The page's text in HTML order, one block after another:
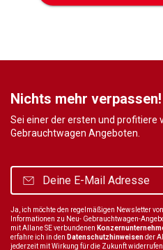
Nichts mehr verpassen!
Sei einer der ersten und profitiere
Gebrauchtwagen Angeboten.
Ja, ich möchte den regelmäßigen Newsletter
Informationen zu Neu- Gebrauchtwagen-
mit Allane SE verbundenen
erfahre ich in den Datenschutzhinweisender
jederzeit mit Wirkung für die Zukunft widerrufen.